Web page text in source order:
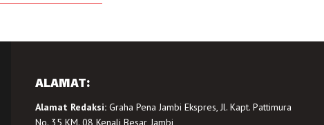
ALAMAT:
Alamat Redaksi:Graha Pena Jambi Ekspres, Jl. Kapt. Pattimura
No. 35 KM. 08 Kenali Besar, Jambi